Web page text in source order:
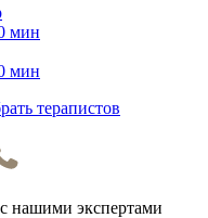
мин
мин
терапистов
нашими экспертами